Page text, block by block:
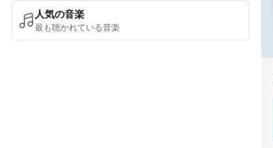
人気の音楽
最も聴かれている音楽